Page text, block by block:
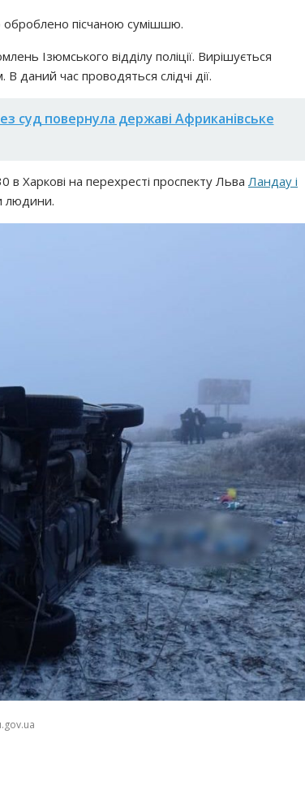
пісчаною сумішшю.
Ізюмського відділу поліції. Вирішується
даний час проводяться слідчі дії.
суд повернула державі Африканівське
в Харкові на перехресті проспекту Льва Ландау і
людини.